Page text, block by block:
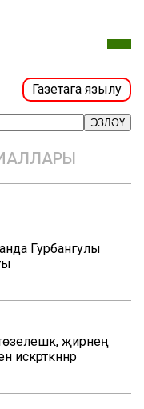
Газетага язылу
ЭЗЛӘҮ
Гурбангулы
җирнең
искәрткәннәр